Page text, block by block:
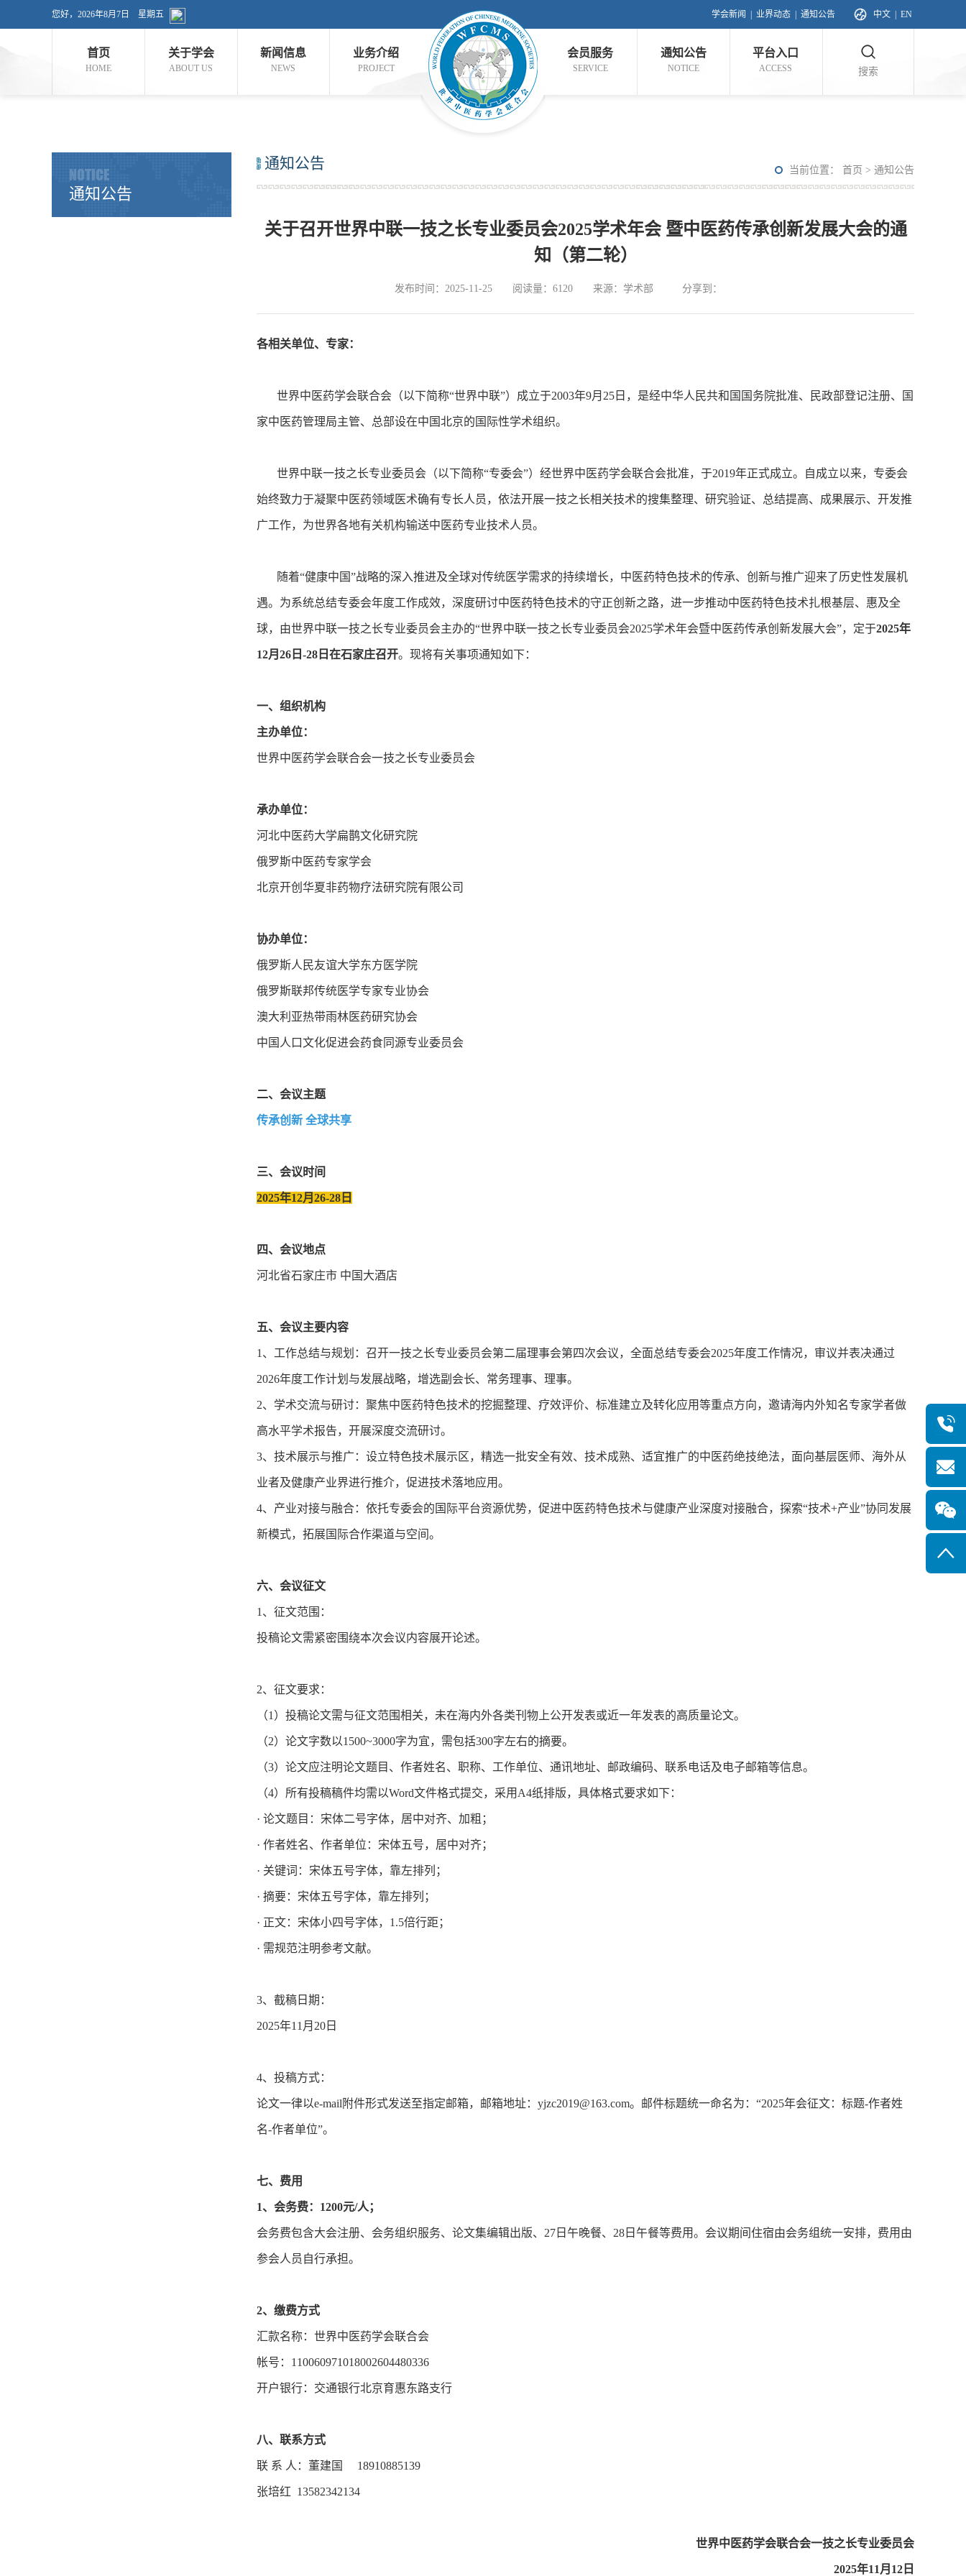
您好， 2026年8月7日 星期五 学会新闻 业界动态 通知公告 中文 EN
首页
HOME
关于学会
ABOUT US
新闻信息
NEWS
业务介绍
PROJECT
会员服务
SERVICE
通知公告
NOTICE
平台入口
ACCESS 搜索
NOTICE
通知公告
通知公告 当前位置： 首页 > 通知公告
关于召开世界中联一技之长专业委员会2025学术年会 暨中医药传承创新发展大会的通
知（第二轮）
发布时间：2025-11-25 阅读量：6120 来源：学术部 分享到：
各相关单位、专家：
世界中医药学会联合会（以下简称“世界中联”）成立于2003年9月25日，是经中华人民共和国国务院批准、民政部登记注册、国
家中医药管理局主管、总部设在中国北京的国际性学术组织。
世界中联一技之长专业委员会（以下简称“专委会”）经世界中医药学会联合会批准，于2019年正式成立。自成立以来，专委会
始终致力于凝聚中医药领域医术确有专长人员，依法开展一技之长相关技术的搜集整理、研究验证、总结提高、成果展示、开发推
广工作，为世界各地有关机构输送中医药专业技术人员。
随着“健康中国”战略的深入推进及全球对传统医学需求的持续增长，中医药特色技术的传承、创新与推广迎来了历史性发展机
遇。为系统总结专委会年度工作成效，深度研讨中医药特色技术的守正创新之路，进一步推动中医药特色技术扎根基层、惠及全
球，由世界中联一技之长专业委员会主办的“世界中联一技之长专业委员会2025学术年会暨中医药传承创新发展大会”，定于2025年
12月26日-28日在石家庄召开。现将有关事项通知如下：
一、组织机构
主办单位：
世界中医药学会联合会一技之长专业委员会
承办单位：
河北中医药大学扁鹊文化研究院
俄罗斯中医药专家学会
北京开创华夏非药物疗法研究院有限公司
协办单位：
俄罗斯人民友谊大学东方医学院
俄罗斯联邦传统医学专家专业协会
澳大利亚热带雨林医药研究协会
中国人口文化促进会药食同源专业委员会
二、会议主题
传承创新 全球共享
三、会议时间
2025年12月26-28日
四、会议地点
河北省石家庄市 中国大酒店
五、会议主要内容
1、工作总结与规划：召开一技之长专业委员会第二届理事会第四次会议，全面总结专委会2025年度工作情况，审议并表决通过
2026年度工作计划与发展战略，增选副会长、常务理事、理事。
2、学术交流与研讨：聚焦中医药特色技术的挖掘整理、疗效评价、标准建立及转化应用等重点方向，邀请海内外知名专家学者做
高水平学术报告，开展深度交流研讨。
3、技术展示与推广：设立特色技术展示区，精选一批安全有效、技术成熟、适宜推广的中医药绝技绝法，面向基层医师、海外从
业者及健康产业界进行推介，促进技术落地应用。
4、产业对接与融合：依托专委会的国际平台资源优势，促进中医药特色技术与健康产业深度对接融合，探索“技术+产业”协同发展
新模式，拓展国际合作渠道与空间。
六、会议征文
1、征文范围：
投稿论文需紧密围绕本次会议内容展开论述。
2、征文要求：
（1）投稿论文需与征文范围相关，未在海内外各类刊物上公开发表或近一年发表的高质量论文。
（2）论文字数以1500~3000字为宜，需包括300字左右的摘要。
（3）论文应注明论文题目、作者姓名、职称、工作单位、通讯地址、邮政编码、联系电话及电子邮箱等信息。
（4）所有投稿稿件均需以Word文件格式提交，采用A4纸排版，具体格式要求如下：
· 论文题目：宋体二号字体，居中对齐、加粗；
· 作者姓名、作者单位：宋体五号，居中对齐；
· 关键词：宋体五号字体，靠左排列；
· 摘要：宋体五号字体，靠左排列；
· 正文：宋体小四号字体，1.5倍行距；
· 需规范注明参考文献。
3、截稿日期：
2025年11月20日
4、投稿方式：
论文一律以e-mail附件形式发送至指定邮箱，邮箱地址：yjzc2019@163.com。邮件标题统一命名为：“2025年会征文：标题-作者姓
名-作者单位”。
七、费用
1、会务费：1200元/人；
会务费包含大会注册、会务组织服务、论文集编辑出版、27日午晚餐、28日午餐等费用。会议期间住宿由会务组统一安排，费用由
参会人员自行承担。
2、缴费方式
汇款名称：世界中医药学会联合会
帐号：110060971018002604480336
开户银行：交通银行北京育惠东路支行
八、联系方式
联 系 人：董建国 18910885139
张培红 13582342134
世界中医药学会联合会一技之长专业委员会
2025年11月12日